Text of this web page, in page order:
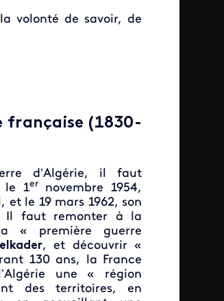
volonté de savoir, de
française (1830-
d’Algérie, il faut
le 1er
novembre 1954,
le 19 mars 1962, son
Il faut remonter à la
« première guerre
, et découvrir «
130 ans, la France
une « région
des territoires, en